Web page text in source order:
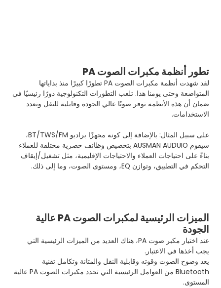
تطور أنظمة مكبرات الصوت PA
لقد شهدت أنظمة مكبرات الصوت PA تطورًا كبيرًا منذ بداياتها
المتواضعة وحتى يومنا هذا. تلعب التطورات التكنولوجية دورًا رئيسيًا في
ضمان أن هذه الأنظمة توفر صوتًا عالي الجودة وقابلية للنقل وتعدد
الاستخدامات.
على سبيل المثال: بالإضافة إلى كونه مجهزًا براديو BT/TWS/FM،
سيقوم AUSMAN AUDUIO بتخصيص وظائف حصرية مختلفة للعملاء
بناءً على احتياجات العملاء والاحتياجات الإقليمية، مثل تشغيل/إيقاف
التحكم في التطبيق، وتوازن EQ، ومستوى الصوت، وما إلى ذلك.
الميزات الرئيسية لمكبرات الصوت PA عالية
الجودة
عند اختيار مكبر صوت PA، هناك العديد من الميزات الرئيسية التي
يجب أخذها في الاعتبار.
يعد وضوح الصوت وقوته وقابلية النقل والمتانة وتكامل تقنية
Bluetooth من العوامل الرئيسية التي تحدد مكبرات الصوت PA عالية
المستوى.